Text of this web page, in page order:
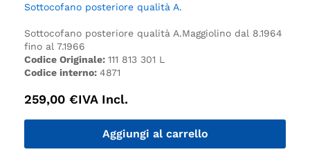
Sottocofano posteriore qualità A.
Sottocofano posteriore qualità A.Maggiolino dal 8.1964
fino al 7.1966
Codice Originale: 111 813 301 L
Codice interno: 4871
259,00 €IVA Incl.
Aggiungi al carrello